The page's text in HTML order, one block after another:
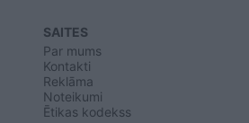
SAITES
Par mums
Kontakti
Reklāma
Noteikumi
Ētikas kodekss